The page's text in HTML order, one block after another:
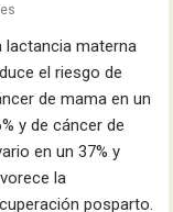
lactancia materna
el riesgo de
de mama en un
y de cáncer de
en un 37% y
la
posparto.